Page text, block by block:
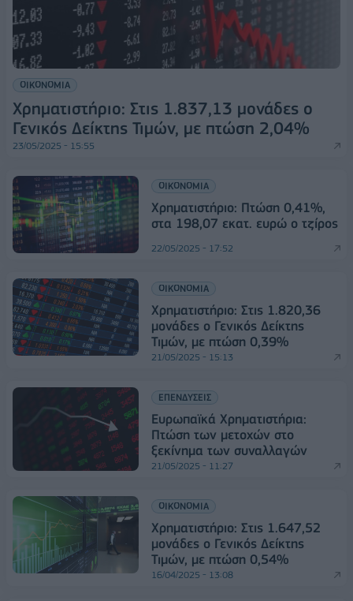
ΟΙΚΟΝΟΜΙΑ
Χρηματιστήριο: Στις 1.837,13 μονάδες ο
Γενικός Δείκτης Τιμών, με πτώση 2,04%
23/05/2025 - 15:55
ΟΙΚΟΝΟΜΙΑ
Χρηματιστήριο: Πτώση 0,41%,
στα 198,07 εκατ. ευρώ ο τζίρος
22/05/2025 - 17:52
ΟΙΚΟΝΟΜΙΑ
Χρηματιστήριο: Στις 1.820,36
μονάδες ο Γενικός Δείκτης
Τιμών, με πτώση 0,39%
21/05/2025 - 15:13
ΕΠΕΝΔΥΣΕΙΣ
Ευρωπαϊκά Χρηματιστήρια:
Πτώση των μετοχών στο
ξεκίνημα των συναλλαγών
21/05/2025 - 11:27
ΟΙΚΟΝΟΜΙΑ
Χρηματιστήριο: Στις 1.647,52
μονάδες ο Γενικός Δείκτης
Τιμών, με πτώση 0,54%
16/04/2025 - 13:08